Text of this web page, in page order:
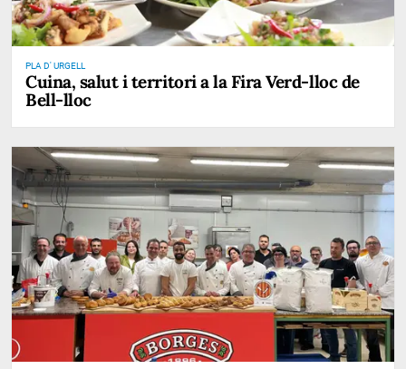
PLA D' URGELL
Cuina, salut i territori a la Fira Verd-lloc de
Bell-lloc